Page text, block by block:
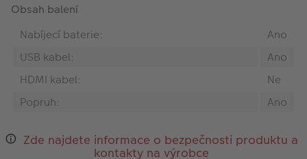
Obsah balení
Nabíjecí baterie:
Ano
USB kabel:
Ano
HDMI kabel:
Ne
Popruh:
Ano
Zde najdete informace o bezpečnosti produktu a
kontakty na výrobce